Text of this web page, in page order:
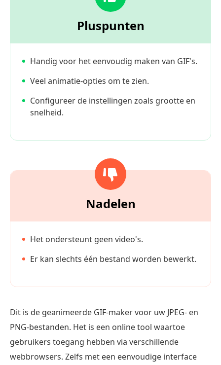
Pluspunten
Handig voor het eenvoudig maken van GIF's.
Veel animatie-opties om te zien.
Configureer de instellingen zoals grootte en
snelheid.
Nadelen
Het ondersteunt geen video's.
Er kan slechts één bestand worden bewerkt.
Dit is de geanimeerde GIF-maker voor uw JPEG- en
PNG-bestanden. Het is een online tool waartoe
gebruikers toegang hebben via verschillende
webbrowsers. Zelfs met een eenvoudige interface